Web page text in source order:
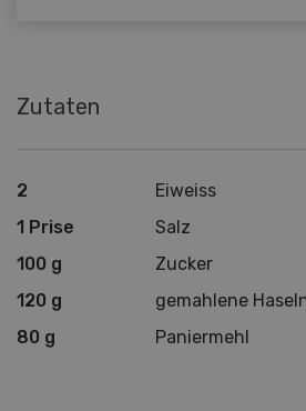
Zutaten
2
Eiweiss
1 Prise
Salz
100 g
Zucker
120 g
gemahlene
80 g
Paniermehl